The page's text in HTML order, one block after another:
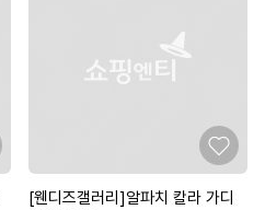
[웬디즈갤러리]알파치 칼라 가디